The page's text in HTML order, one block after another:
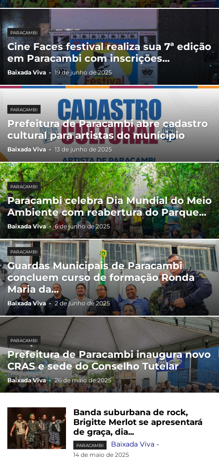
PARACAMBI
Cine Faces festival realiza sua 7ª edição
em Paracambi com inscrições...
Baixada Viva - 19 de junho de 2025
PARACAMBI
Prefeitura de Paracambi abre cadastro
cultural para artistas do munícipio
Baixada Viva - 13 de junho de 2025
PARACAMBI
Paracambi celebra Dia Mundial do Meio
Ambiente com reabertura do Parque...
Baixada Viva - 6 de junho de 2025
PARACAMBI
Guardas Municipais de Paracambi
concluem curso de formação Ronda
Maria da...
Baixada Viva - 2 de junho de 2025
PARACAMBI
Prefeitura de Paracambi inaugura novo
CRAS e sede do Conselho Tutelar
Baixada Viva - 26 de maio de 2025
Banda suburbana de rock,
Brigitte Merlot se apresentará
de graça, dia...
PARACAMBI Baixada Viva -
14 de maio de 2025